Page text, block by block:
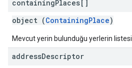
containingPlaces[]
object (ContainingPlace)
Mevcut yerin bulunduğu yerlerin listesi.
addressDescriptor